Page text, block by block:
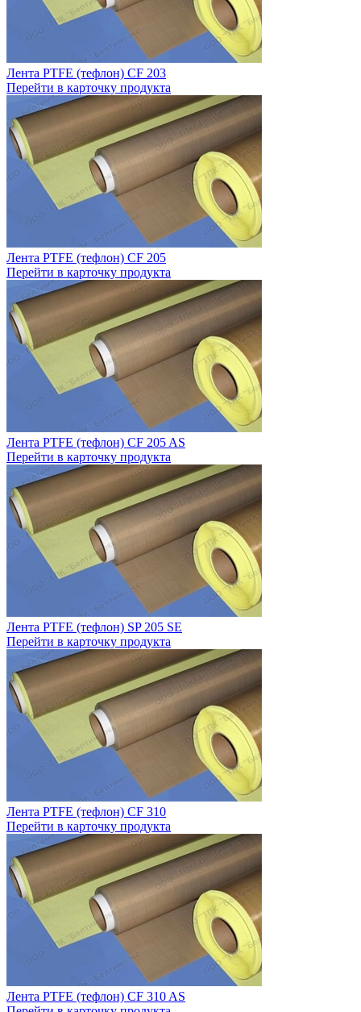
Лента PTFE (тефлон) CF 203
Перейти в карточку продукта
Лента PTFE (тефлон) CF 205
Перейти в карточку продукта
Лента PTFE (тефлон) CF 205 AS
Перейти в карточку продукта
Лента PTFE (тефлон) SP 205 SE
Перейти в карточку продукта
Лента PTFE (тефлон) CF 310
Перейти в карточку продукта
Лента PTFE (тефлон) CF 310 AS